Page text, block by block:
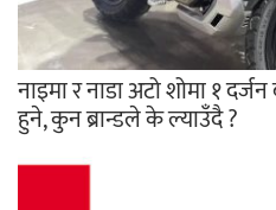
नाइमा र नाडा अटो शोमा १
हुने, कुन ब्रान्डले के ल्याउँदै ?